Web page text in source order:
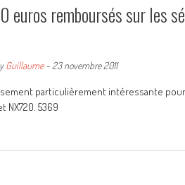
euros remboursés sur
Guillaume- 23 novembre 2011
particulièrement intéressante
NX720. 5369